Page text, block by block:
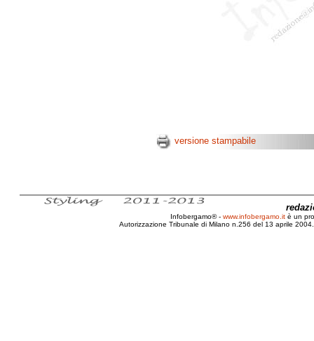
versione stampabile
Infobergamo® - www.infobergamo.it è un
Autorizzazione Tribunale di Milano n.256 del 13 aprile